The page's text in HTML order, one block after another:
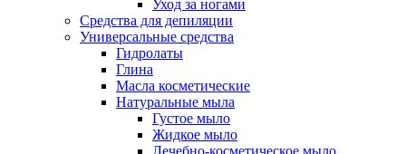
Уход за ногами
Средства для депиляции
Универсальные средства
Гидролаты
Глина
Масла косметические
Натуральные мыла
Густое мыло
Жидкое мыло
Лечебно-косметическое мыло